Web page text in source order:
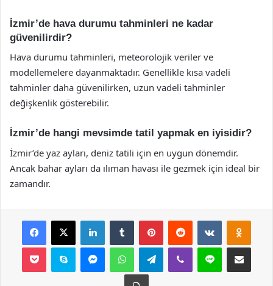
İzmir’de hava durumu tahminleri ne kadar
güvenilirdir?
Hava durumu tahminleri, meteorolojik veriler ve
modellemelere dayanmaktadır. Genellikle kısa vadeli
tahminler daha güvenilirken, uzun vadeli tahminler
değişkenlik gösterebilir.
İzmir’de hangi mevsimde tatil yapmak en iyisidir?
İzmir’de yaz ayları, deniz tatili için en uygun dönemdir.
Ancak bahar ayları da ılıman havası ile gezmek için ideal bir
zamandır.
Facebook
X LinkedInTumblr PinterestReddit VKontakte
Pocket Skype MessengerWhatsAppTelegramViber Line E-Posta ile
Yazdır